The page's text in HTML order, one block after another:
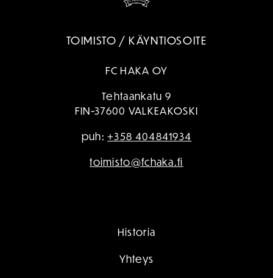
TOIMISTO / KÄYNTIOSOITE
FC HAKA OY
Tehtaankatu 9
FIN-37600 VALKEAKOSKI
puh:+358 404841934
toimisto@fchaka.fi
Historia
Yhteys